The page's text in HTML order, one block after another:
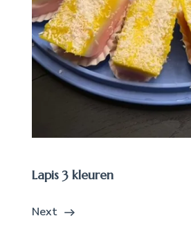
Lapis 3 kleuren
Next